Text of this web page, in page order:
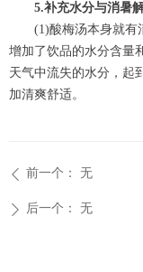
5.补充水分与消暑
(1)酸梅汤本身就有清
增加了饮品的水分含量
天气中流失的水分，起
加清爽舒适。
ꄴ 前一个： 无
ꄲ 后一个： 无